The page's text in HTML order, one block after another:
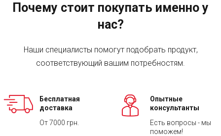
Почему стоит покупать именно у
нас?
Наши специалисты помогут подобрать продукт,
соответствующий вашим потребностям.
Бесплатная
доставка
От 7000 грн.
Опытные
консультанты
Есть вопросы - мы
поможем!